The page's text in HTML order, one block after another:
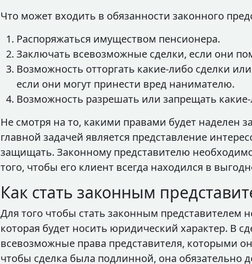
Что может входить в обязанности законного
Распоряжаться имуществом пенсионера.
Заключать всевозможные сделки, если они
Возможность отторгать какие-либо сделки
если они могут принести вред нанимателю.
Возможность разрешать или запрещать
Не смотря на то, какими правами будет наделен
главной задачей является представление
защищать. Законному представителю
того, чтобы его клиент всегда находился в
Как стать законным
Для того чтобы стать законным представителем
которая будет носить юридический характер. В
всевозможные права представителя, которыми
чтобы сделка была подлинной, она обязательно